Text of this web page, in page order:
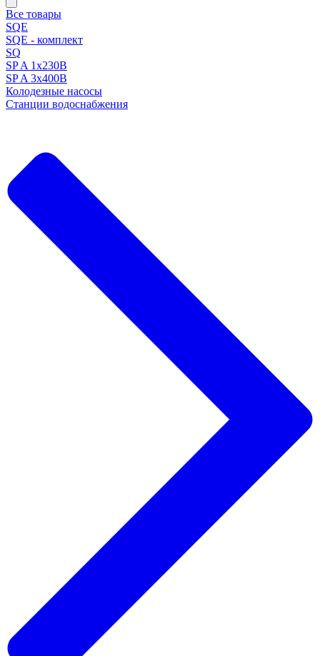
Все товары
SQE
SQE - комплект
SQ
SP A 1x230В
SP A 3x400В
Колодезные насосы
Станции водоснабжения